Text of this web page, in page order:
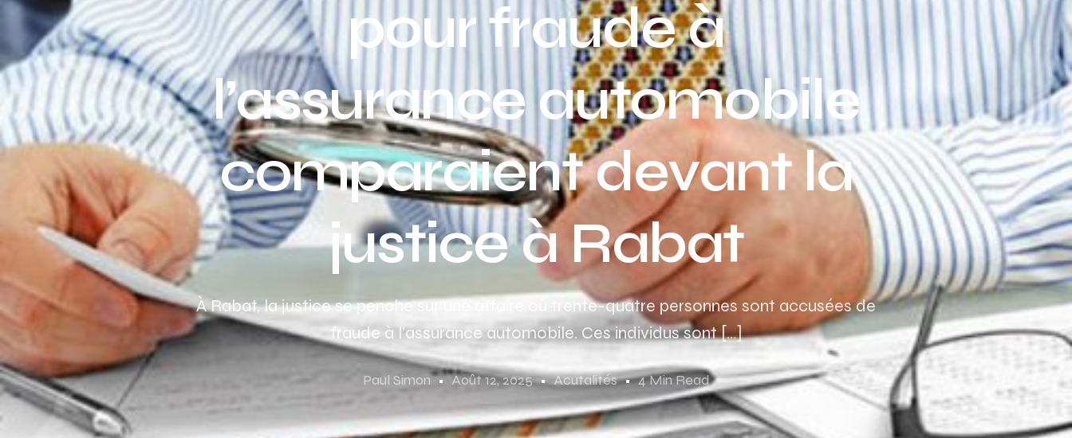
Assurance auto Lyon
Assurance auto Marseille
pour fraude à
l’assurance automobile
comparaient devant la
justice à Rabat
À Rabat, la justice se penche sur une affaire où trente-quatre personnes sont accusées de
fraude à l’assurance automobile. Ces individus sont […]
Paul Simon Août 12, 2025 Acutalités 4 Min Read